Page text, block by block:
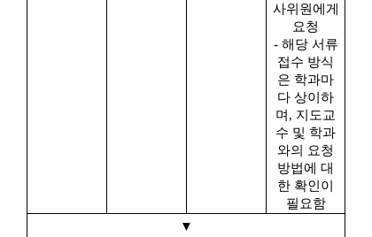
사위원에게
요청
- 해당 서류
접수 방식
은 학과마
다 상이하
며 , 지도교
수 및 학과
와의 요청
방법에 대
한 확인이
필요함
▼